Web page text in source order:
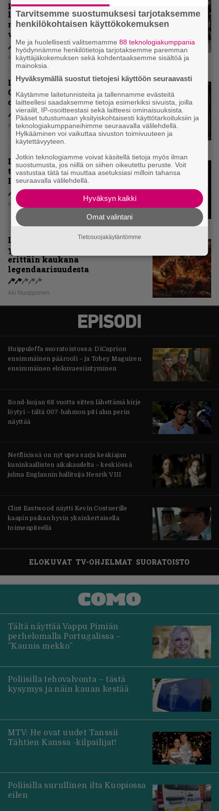
paluualbumi 32 vuotta edellisen
levytyksen jälkeen ei voi
mitenkään täyttää odotuksia. Vai
voiko?
Aki Nuopponen
Levyarvio: Dirkschneider & The
Old Gang -albumista ei aina tiedä,
onko se tosissaan tehty vai ei
Aki Nuopponen
Levyarvio: Onko Steelbound jo
täydellisintä mahdollista Battle
Beastia?
Aki Nuopponen
Levyarvio: Sabaton on
yhdennellätoista albumillaan
erittäin kaukana
legendaarisuudesta
Aki Nuopponen
Huippuleffa suoratoistossa: DiCaprion
ensimmäinen päärooli – ja Tobey Maguiren
ensimmäinen elokuvaesiintyminen
Bond-luojan 68 vuotta sitten lähettämä kirje
löytyi – tältä 007-hahmon piti alun perin
näyttää
Netflixissä on nyt upea sarja keskiajan
kuninkaallisten aikakaudelta – keskiössä
julma Englannin hallitsija Henrik VIII
Clint Eastwood näytti Kevin Costnerille
kaapin paikan hyvin yksinkertaisella
toimenpiteellä
ELOKUVAT TV-OHJELMAT SUORATOISTO
Tältä näyttää Vappu Pimiän
perhelomalla Portugalissa –
”Kaunis mekko”
Poliisilla tehovalvonta – tästä
kysymys ja näin kauan kestää
MTV: He ovat uudet Tanssii
Tähtien Kanssa -kilpailijat!
Poliisilla surullinen ilta Kuopiossa
eilen
Tarvitsemme suostumuksesi tarjotaksemme
henkilökohtaisen käyttökokemuksen
Me ja huolellisesti valitsemamme88 teknologiakumppania
hyödynnämme henkilötietoja tarjotaksemme paremman
käyttäjäkokemuksen sekä kohdentaaksemme sisältöä ja
mainoksia.
Hyväksymällä suostut tietojesi käyttöön seuraavasti
Käytämme laitetunnisteita ja tallennamme evästeitä
laitteellesi saadaksemme tietoja esimerkiksi sivuista, joilla
vierailit, IP-osoitteestasi sekä laitteesi ominaisuuksista.
Pääset tutustumaan yksityiskohtaisesti käyttötarkoituksiin ja
teknologiakumppaneihimme seuraavalla välilehdellä.
Hylkääminen voi vaikuttaa sivuston toimivuuteen ja
käytettävyyteen.
Jotkin teknologiamme voivat käsitellä tietoja myös ilman
suostumusta, jos niillä on siihen oikeutettu peruste. Voit
vastustaa tätä tai muuttaa asetuksiasi milloin tahansa
seuraavalla välilehdellä.
Hyväksyn kaikki
Omat valintani
Tietosuojakäytäntömme